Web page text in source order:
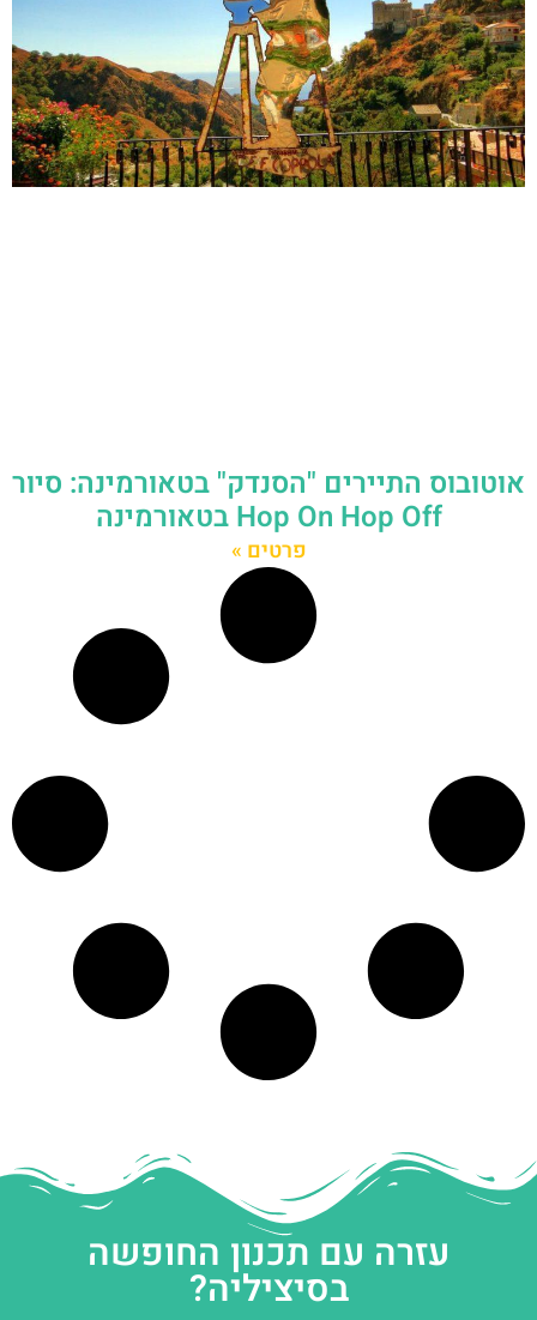
אוטובוס התיירים "הסנדק" בטאורמינה: סיור
Hop On Hop Off בטאורמינה
פרטים »
עזרה עם תכנון החופשה
בסיציליה?